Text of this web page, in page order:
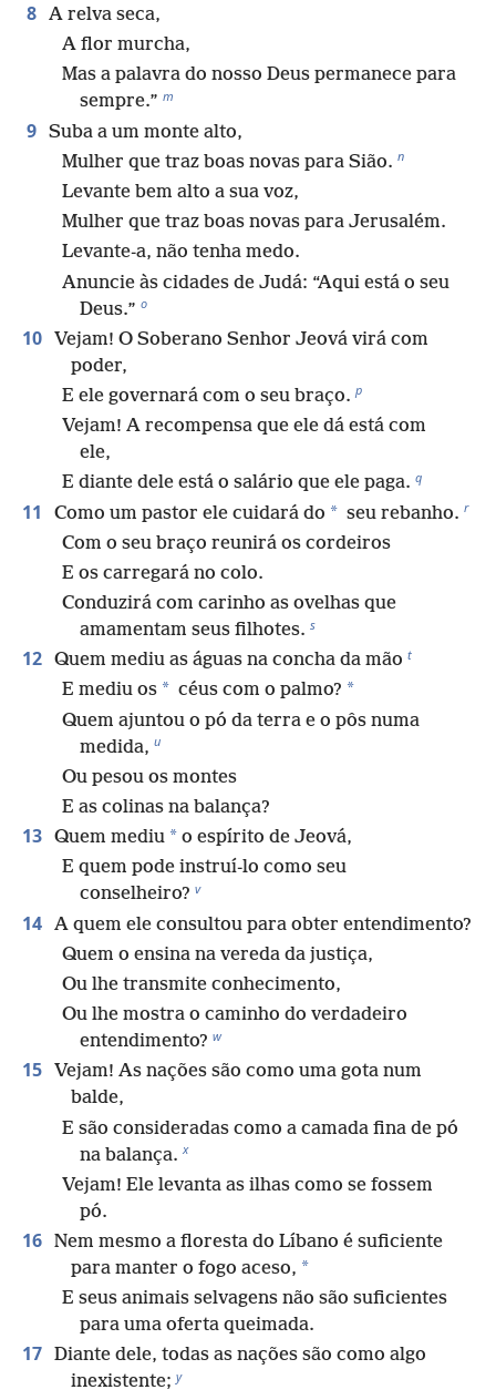
8 A relva seca,
A flor murcha,
Mas a palavra do nosso Deus permanece para
sempre.” m
9 Suba a um monte alto,
Mulher que traz boas novas para Sião. n
Levante bem alto a sua voz,
Mulher que traz boas novas para Jerusalém.
Levante-a, não tenha medo.
Anuncie às cidades de Judá: “Aqui está o seu
Deus.” o
10 Vejam! O Soberano Senhor Jeová virá com
poder,
E ele governará com o seu braço. p
Vejam! A recompensa que ele dá está com
ele,
E diante dele está o salário que ele paga. q
11 Como um pastor ele cuidará do * seu rebanho. r
Com o seu braço reunirá os cordeiros
E os carregará no colo.
Conduzirá com carinho as ovelhas que
amamentam seus filhotes. s
12 Quem mediu as águas na concha da mão t
E mediu os * céus com o palmo? *
Quem ajuntou o pó da terra e o pôs numa
medida, u
Ou pesou os montes
E as colinas na balança?
13 Quem mediu * o espírito de Jeová,
E quem pode instruí-lo como seu
conselheiro? v
14 A quem ele consultou para obter entendimento?
Quem o ensina na vereda da justiça,
Ou lhe transmite conhecimento,
Ou lhe mostra o caminho do verdadeiro
entendimento? w
15
Vejam! As nações são como uma gota num
balde,
E são consideradas como a camada fina de pó
na balança. x
Vejam! Ele levanta as ilhas como se fossem
pó.
16 Nem mesmo a floresta do Líbano é suficiente
para manter o fogo aceso, *
E seus animais selvagens não são suficientes
para uma oferta queimada.
17 Diante dele, todas as nações são como algo
inexistente; y